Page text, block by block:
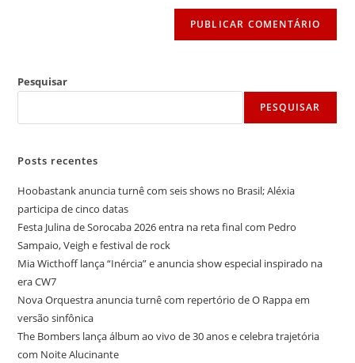
Pesquisar
PESQUISAR
Posts recentes
Hoobastank anuncia turnê com seis shows no Brasil; Aléxia
participa de cinco datas
Festa Julina de Sorocaba 2026 entra na reta final com Pedro
Sampaio, Veigh e festival de rock
Mia Wicthoff lança “Inércia” e anuncia show especial inspirado na
era CW7
Nova Orquestra anuncia turnê com repertório de O Rappa em
versão sinfônica
The Bombers lança álbum ao vivo de 30 anos e celebra trajetória
com Noite Alucinante